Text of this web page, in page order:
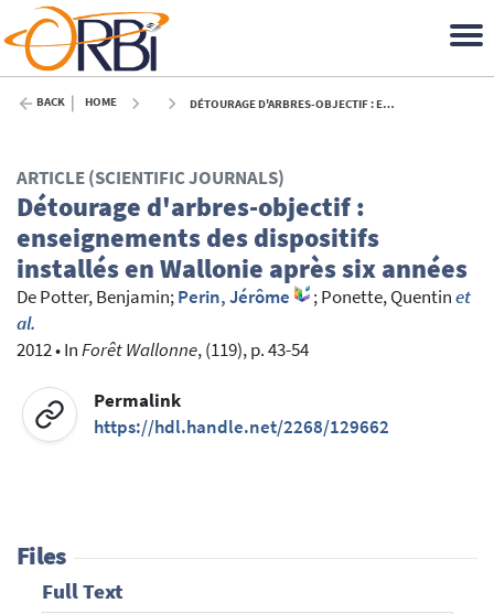
BACK HOME DÉTOURAGE D'ARBRES-OBJECTIF : ENSEIGNEMENTS DES DISPOSITIFS INSTALLÉS EN WALLONIE APRÈS SIX ANNÉES - 2012
ARTICLE (SCIENTIFIC JOURNALS)
Détourage d'arbres-objectif :
enseignements des dispositifs
installés en Wallonie après six années
De Potter, Benjamin;Perin, Jérôme ;Ponette, Quentinet
al.
2012•InForêt Wallonne, (119), p. 43-54
Permalink
https://hdl.handle.net/2268/129662
Files
Full Text